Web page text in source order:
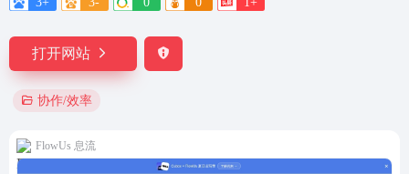
打开网站
协作/效率
FlowUs 息流